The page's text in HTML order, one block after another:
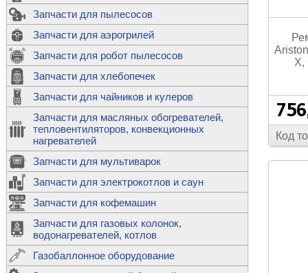
Люки,
Щитки
Датчики
машин
Диоды и
Корпуса
Насадки
Запчасти для пылесосов
Запчасти для аэрогрилей
ТЭНы для
Запчасти для робот пылесосов
Щетки
Запчасти для хлебопечек
Запчасти для чайников и кулеров
Запчасти для масляных обогревателей,
тепловентиляторов, конвекционных
нагревателей
Запчасти для мультиварок
Запчасти для электрокотлов и саун
Запчасти для кофемашин
Запчасти для газовых колонок,
водонагревателей, котлов
Газобаллонное оборудование
X,
Код